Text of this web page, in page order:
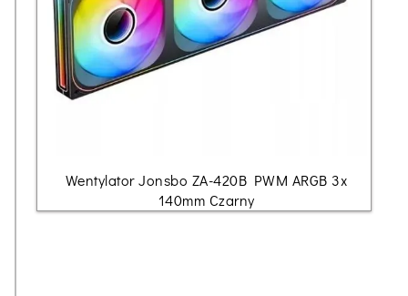
Wentylator Jonsbo ZA-420B PWM ARGB 3x
140mm Czarny